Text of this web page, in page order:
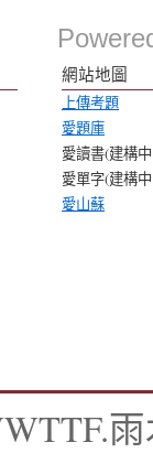
網站地圖
上傳考題
愛題庫
愛讀書(建構
愛單字(建構
愛山蘇